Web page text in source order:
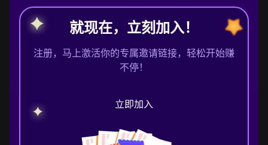
就现在，立刻加入！
注册，马上激活你的专属邀请链接，轻松开始赚
不停！
立即加入